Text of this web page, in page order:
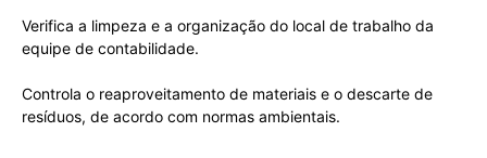
Verifica a limpeza e a organização do local de trabalho da
equipe de contabilidade.
Controla o reaproveitamento de materiais e o descarte de
resíduos, de acordo com normas ambientais.